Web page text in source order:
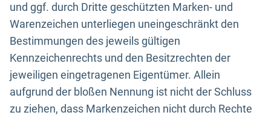
und ggf. durch Dritte geschützten Marken- und
Warenzeichen unterliegen uneingeschränkt den
Bestimmungen des jeweils gültigen
Kennzeichenrechts und den Besitzrechten der
jeweiligen eingetragenen Eigentümer. Allein
aufgrund der bloßen Nennung ist nicht der Schluss
zu ziehen, dass Markenzeichen nicht durch Rechte